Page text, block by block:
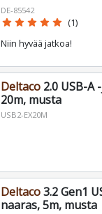
DE-85542
star star star star star (1)
Niin hyvää jatkoa!
Deltaco2.0 USB-A
20m, musta
USB2-EX20M
Deltaco3.2 Gen1
naaras, 5m, musta